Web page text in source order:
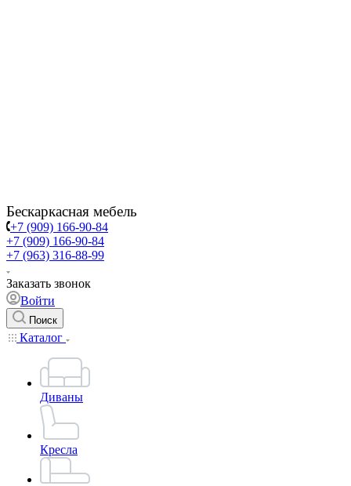
Бескаркасная мебель
+7 (909) 166-90-84
+7 (909) 166-90-84
+7 (963) 316-88-99
Заказать звонок
Войти
Поиск
Каталог
Диваны
Кресла